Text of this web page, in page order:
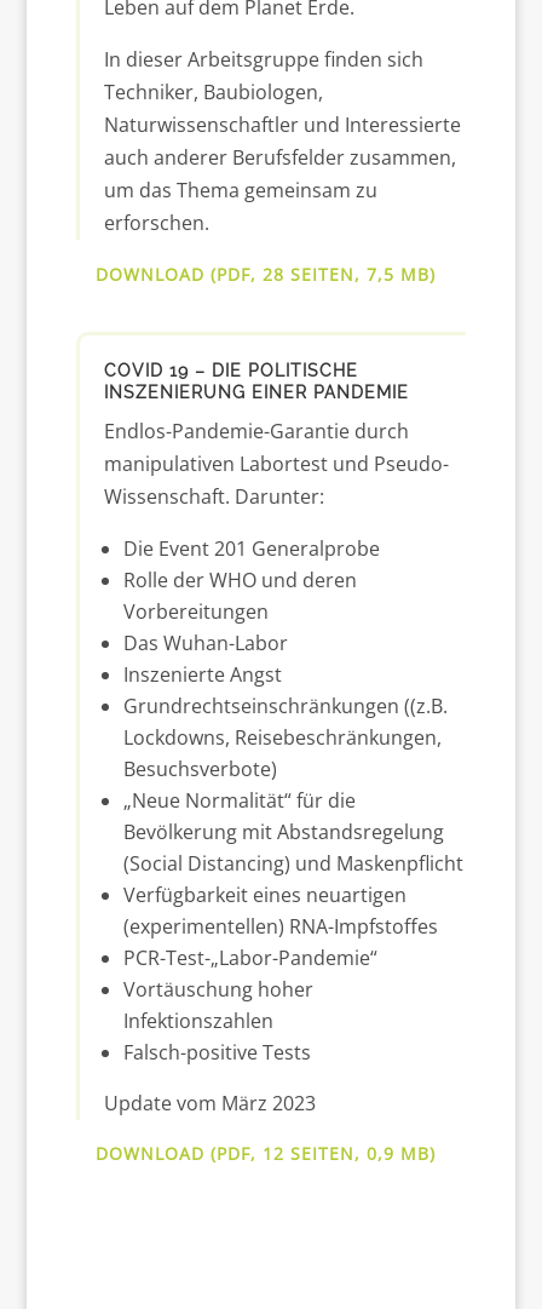
Leben auf dem Planet Erde.
In dieser Arbeitsgruppe finden sich
Techniker, Baubiologen,
Naturwissenschaftler und Interessierte
auch anderer Berufsfelder zusammen,
um das Thema gemeinsam zu
erforschen.
DOWNLOAD (PDF, 28 SEITEN, 7,5 MB)
COVID 19 – DIE POLITISCHE
INSZENIERUNG EINER PANDEMIE
Endlos-Pandemie-Garantie durch
manipulativen Labortest und Pseudo-
Wissenschaft. Darunter:
Die Event 201 Generalprobe
Rolle der WHO und deren
Vorbereitungen
Das Wuhan-Labor
Inszenierte Angst
Grundrechtseinschränkungen ((z.B.
Lockdowns, Reisebeschränkungen,
Besuchsverbote)
„Neue Normalität“ für die
Bevölkerung mit Abstandsregelung
(Social Distancing) und Maskenpflicht
Verfügbarkeit eines neuartigen
(experimentellen) RNA-Impfstoffes
PCR-Test-„Labor-Pandemie“
Vortäuschung hoher
Infektionszahlen
Falsch-positive Tests
Update vom März 2023
DOWNLOAD (PDF, 12 SEITEN, 0,9 MB)